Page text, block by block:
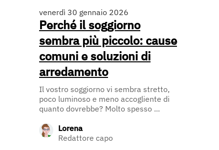
venerdì 30 gennaio 2026
Perché il soggiorno
sembra più piccolo: cause
comuni e soluzioni di
arredamento
Il vostro soggiorno vi sembra stretto,
poco luminoso e meno accogliente di
quanto dovrebbe? Molto spesso ...
Lorena
Redattore capo